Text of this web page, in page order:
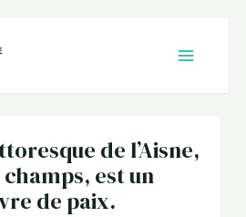
de l’Aisne,
est un
de paix.